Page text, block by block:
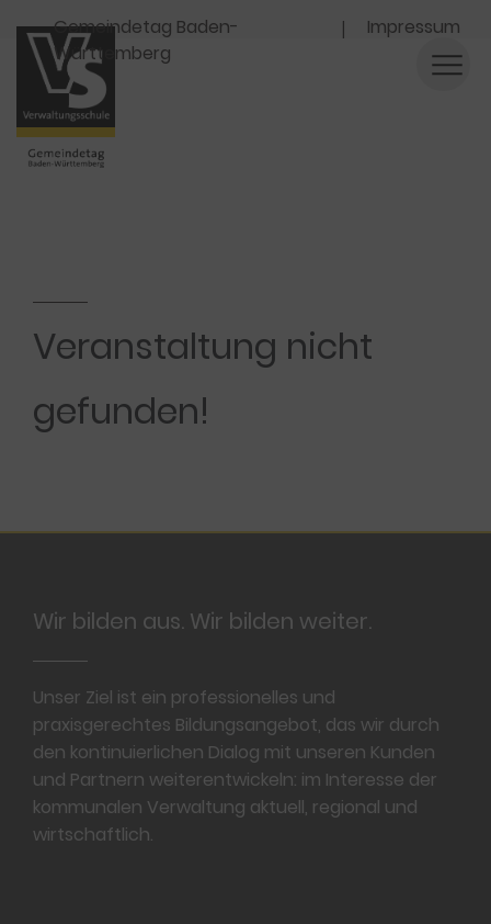
Navigation
Gemeindetag Baden-
Württemberg
Impressum
Veranstaltung nicht
gefunden!
Wir bilden aus. Wir bilden weiter.
Unser Ziel ist ein professionelles und
praxisgerechtes Bildungsangebot, das wir durch
den kontinuierlichen Dialog mit unseren Kunden
und Partnern weiterentwickeln: im Interesse der
kommunalen Verwaltung aktuell, regional und
wirtschaftlich.